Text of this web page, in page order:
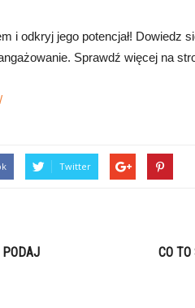
i odkryj jego potencjał! Dowiedz
Sprawdź więcej na
Twitter
PODAJ
CO